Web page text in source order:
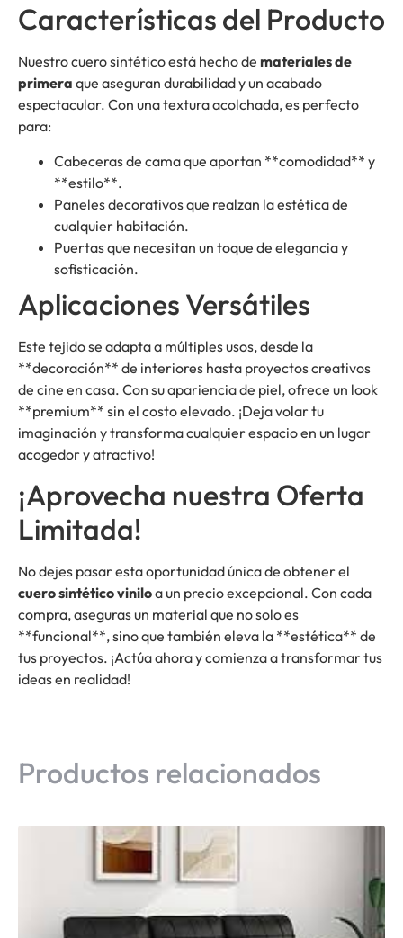
Características del Producto
Nuestro cuero sintético está hecho de materiales de
primera que aseguran durabilidad y un acabado
espectacular. Con una textura acolchada, es perfecto
para:
Cabeceras de cama que aportan **comodidad** y
**estilo**.
Paneles decorativos que realzan la estética de
cualquier habitación.
Puertas que necesitan un toque de elegancia y
sofisticación.
Aplicaciones Versátiles
Este tejido se adapta a múltiples usos, desde la
**decoración** de interiores hasta proyectos creativos
de cine en casa. Con su apariencia de piel, ofrece un look
**premium** sin el costo elevado. ¡Deja volar tu
imaginación y transforma cualquier espacio en un lugar
acogedor y atractivo!
¡Aprovecha nuestra Oferta
Limitada!
No dejes pasar esta oportunidad única de obtener el
cuero sintético viniloa un precio excepcional. Con cada
compra, aseguras un material que no solo es
**funcional**, sino que también eleva la **estética** de
tus proyectos. ¡Actúa ahora y comienza a transformar tus
ideas en realidad!
Productos relacionados